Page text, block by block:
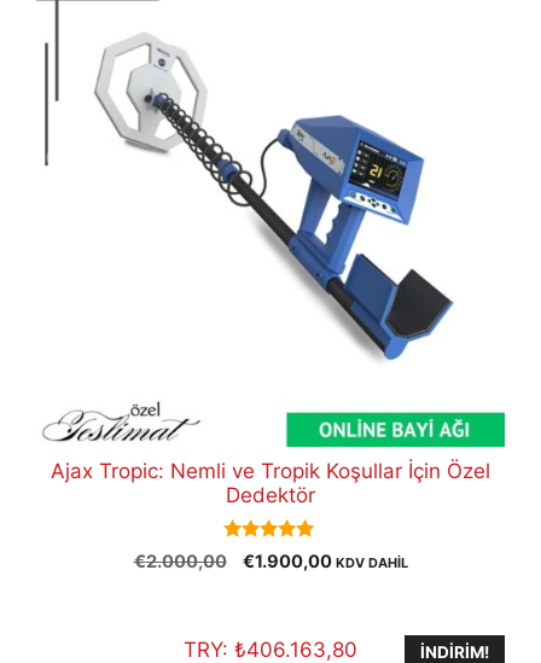
Ajax Tropic: Nemli ve Tropik Koşullar İçin Özel
Dedektör
5.00
out of 5
€2.000,00
Orijinal
€1.900,00Şu
€1.900,00.
KDV DAHİL
TRY: ₺406.163,80 İNDIRIM!